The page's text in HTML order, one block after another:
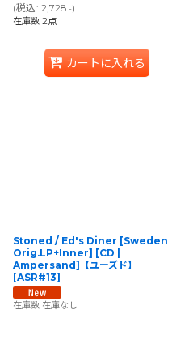
(税込: 2,728 .-)
在庫数 2点
カートに入れる
Stoned / Ed's Diner [Sweden
Orig.LP+Inner] [CD |
Ampersand]【ユーズド】
[ASR#13]
在庫数 在庫なし